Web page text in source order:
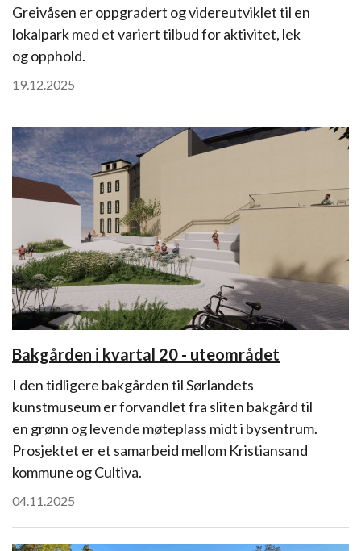
Greivåsen er oppgradert og videreutviklet til en
lokalpark med et variert tilbud for aktivitet, lek
og opphold.
19.12.2025
Bakgården i kvartal 20 - uteområdet
I den tidligere bakgården til Sørlandets
kunstmuseum er forvandlet fra sliten bakgård til
en grønn og levende møteplass midt i bysentrum.
Prosjektet er et samarbeid mellom Kristiansand
kommune og Cultiva.
04.11.2025